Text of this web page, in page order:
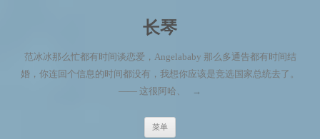
长琴
范冰冰那么忙都有时间谈恋爱，Angelababy 那么多通告都有时间结
婚，你连回个信息的时间都没有，我想你应该是竞选国家总统去了。
—— 这很阿哈、
→
菜单